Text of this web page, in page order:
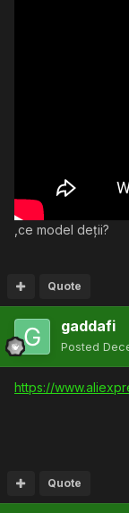
,ce model deții?
Quote
gaddafi
Posted
https://
Quote